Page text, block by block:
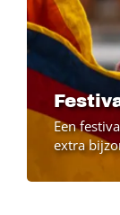
Een
extra